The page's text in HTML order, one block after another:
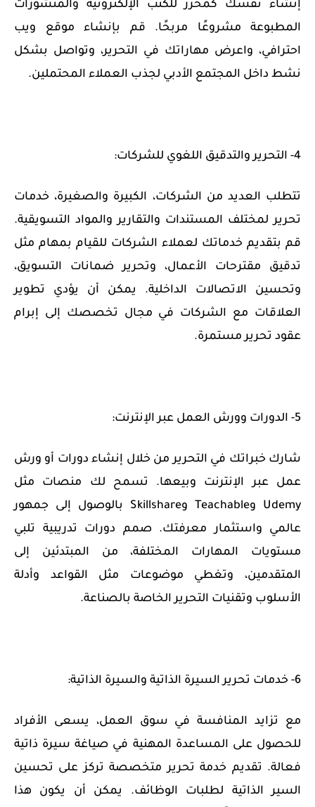
إنشاء نفسك كمحرر للكتب الإلكترونية والمنشورات
المطبوعة مشروعًا مربحًا. قم بإنشاء موقع ويب
احترافي، واعرض مهاراتك في التحرير، وتواصل بشكل
نشط داخل المجتمع الأدبي لجذب العملاء المحتملين.
4- التحرير والتدقيق اللغوي للشركات:
تتطلب العديد من الشركات، الكبيرة والصغيرة، خدمات
تحرير لمختلف المستندات والتقارير والمواد التسويقية.
قم بتقديم خدماتك لعملاء الشركات للقيام بمهام مثل
تدقيق مقترحات الأعمال، وتحرير ضمانات التسويق،
وتحسين الاتصالات الداخلية. يمكن أن يؤدي تطوير
العلاقات مع الشركات في مجال تخصصك إلى إبرام
عقود تحرير مستمرة.
5- الدورات وورش العمل عبر الإنترنت:
شارك خبراتك في التحرير من خلال إنشاء دورات أو ورش
عمل عبر الإنترنت وبيعها. تسمح لك منصات مثل
Udemy وTeachable وSkillshare بالوصول إلى جمهور
عالمي واستثمار معرفتك. صمم دورات تدريبية تلبي
مستويات المهارات المختلفة، من المبتدئين إلى
المتقدمين، وتغطي موضوعات مثل القواعد وأدلة
الأسلوب وتقنيات التحرير الخاصة بالصناعة.
6- خدمات تحرير السيرة الذاتية والسيرة الذاتية:
مع تزايد المنافسة في سوق العمل، يسعى الأفراد
للحصول على المساعدة المهنية في صياغة سيرة ذاتية
فعالة. تقديم خدمة تحرير متخصصة تركز على تحسين
السير الذاتية لطلبات الوظائف. يمكن أن يكون هذا